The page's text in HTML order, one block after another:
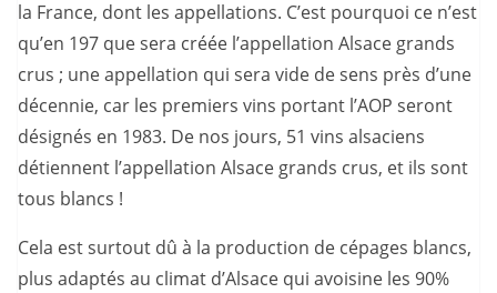
la France, dont les appellations. C’est pourquoi ce n’est
qu’en 197 que sera créée l’appellation Alsace grands
crus ; une appellation qui sera vide de sens près d’une
décennie, car les premiers vins portant l’AOP seront
désignés en 1983. De nos jours, 51 vins alsaciens
détiennent l’appellation Alsace grands crus, et ils sont
tous blancs !
Cela est surtout dû à la production de cépages blancs,
plus adaptés au climat d’Alsace qui avoisine les 90%